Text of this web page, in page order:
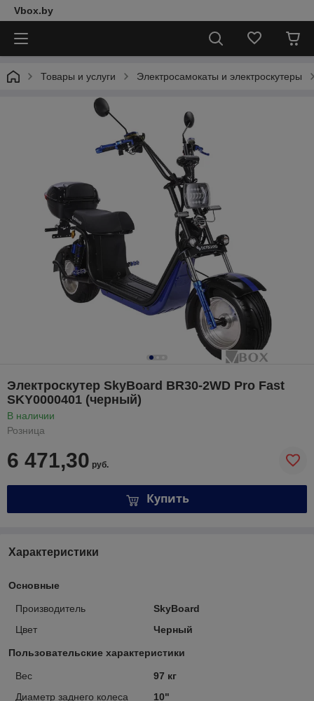
Vbox.by
Товары и услуги Электросамокаты и электроскутеры
Электроскутер SkyBoard BR30-2WD Pro Fast
SKY0000401 (черный)
В наличии
Розница
6 471,30 руб.
Купить
Характеристики
Основные
Производитель
SkyBoard
Цвет
Черный
Пользовательские характеристики
Вес
97 кг
Диаметр заднего колеса
10"